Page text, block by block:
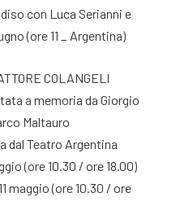
con Luca Serianni e
(ore 11 _ Argentina)
COLANGELI
a memoria da Giorgio
Maltauro
dal Teatro Argentina
(ore 10.30 / ore 18.00)
maggio (ore 10.30 / ore